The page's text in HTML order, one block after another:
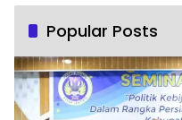
Popular Posts